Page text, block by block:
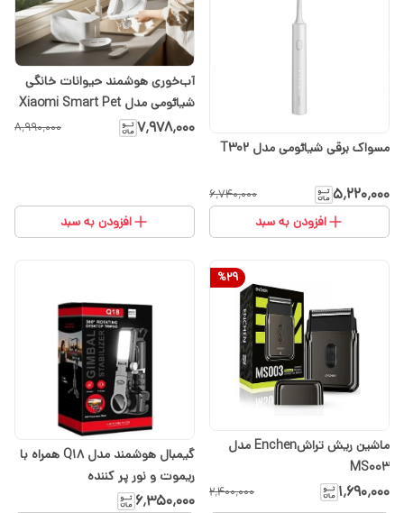
مسواک برقی شیائومی مدل T302
۵٬۲۲۰٬۰۰۰ ۶٬۷۴۰٬۰۰۰
افزودن به سبد
آب‌خوری هوشمند حیوانات خانگی
شیائومی مدل Xiaomi Smart Pet
Fountain 2
۷٬۹۷۸٬۰۰۰ ۸٬۹۹۰٬۰۰۰
افزودن به سبد
%29
ماشین ریش تراشEnchen مدل
MS003
۱٬۶۹۰٬۰۰۰ ۲٬۴۰۰٬۰۰۰
گیمبال هوشمند مدل Q18 همراه با
ریموت و نور پر کننده
۶٬۳۵۰٬۰۰۰